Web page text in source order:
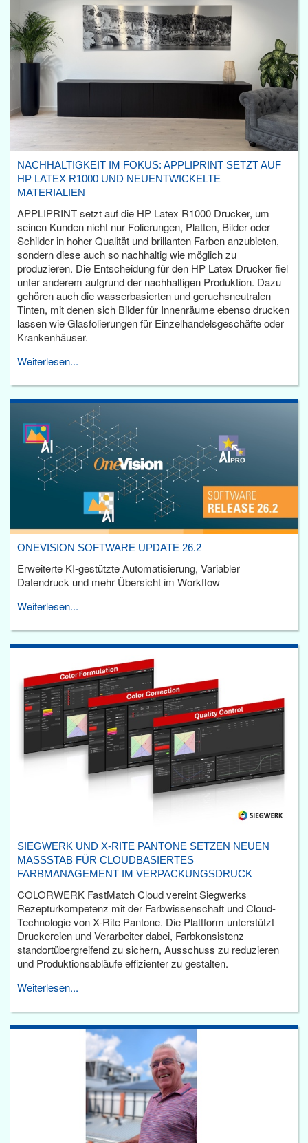
NACHHALTIGKEIT IM FOKUS: APPLIPRINT SETZT AUF
HP LATEX R1000 UND NEUENTWICKELTE
MATERIALIEN
APPLIPRINT setzt auf die HP Latex R1000 Drucker, um
seinen Kunden nicht nur Folierungen, Platten, Bilder oder
Schilder in hoher Qualität und brillanten Farben anzubieten,
sondern diese auch so nachhaltig wie möglich zu
produzieren. Die Entscheidung für den HP Latex Drucker fiel
unter anderem aufgrund der nachhaltigen Produktion. Dazu
gehören auch die wasserbasierten und geruchsneutralen
Tinten, mit denen sich Bilder für Innenräume ebenso drucken
lassen wie Glasfolierungen für Einzelhandelsgeschäfte oder
Krankenhäuser.
Weiterlesen...
ONEVISION SOFTWARE UPDATE 26.2
Erweiterte KI-gestützte Automatisierung, Variabler
Datendruck und mehr Übersicht im Workflow
Weiterlesen...
SIEGWERK UND X-RITE PANTONE SETZEN NEUEN
MASSSTAB FÜR CLOUDBASIERTES F
ARBMANAGEMENT IM VERPACKUNGSDRUCK
COLORWERK FastMatch Cloud vereint Siegwerks
Rezepturkompetenz mit der Farbwissenschaft und Cloud-
Technologie von X-Rite Pantone. Die Plattform unterstützt
Druckereien und Verarbeiter dabei, Farbkonsistenz
standortübergreifend zu sichern, Ausschuss zu reduzieren
und Produktionsabläufe effizienter zu gestalten.
Weiterlesen...